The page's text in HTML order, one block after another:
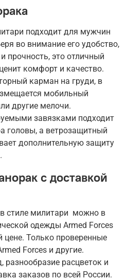
подходит для мужчин
во внимание его удобство,
прочность, это отличный
комфорт и качество.
карман на груди, в
мобильный
другие мелочи.
завязками подходит
головы, а ветрозащитный
дополнительную защиту
с доставкой
стиле милитари можно в
одежды Armed Forces
цене. Только проверенные
Forces и другие.
расцветок и
заказов по всей России.